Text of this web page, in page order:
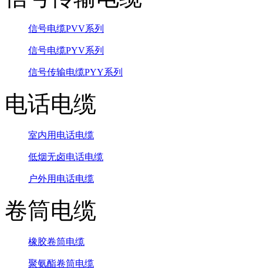
信号电缆PVV系列
信号电缆PYV系列
信号传输电缆PYY系列
电话电缆
室内用电话电缆
低烟无卤电话电缆
户外用电话电缆
卷筒电缆
橡胶卷筒电缆
聚氨酯卷筒电缆